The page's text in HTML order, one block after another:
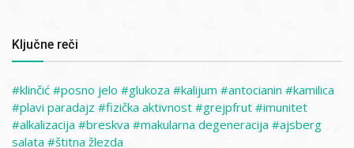
Ključne reči
klinčić posno jelo glukoza kalijum antocianin
kamilica
plavi paradajz
fizička aktivnost grejpfrut
imunitet
alkalizacija
breskva makularna degeneracija
ajsberg
salata
štitna žlezda